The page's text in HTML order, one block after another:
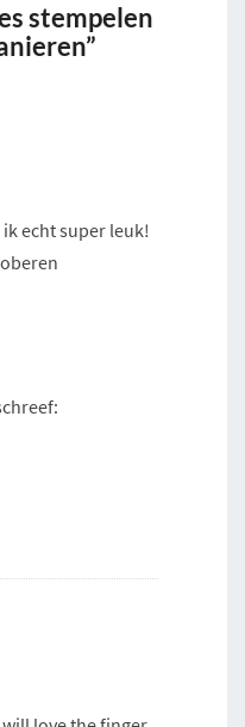
stempelen
echt super leuk!